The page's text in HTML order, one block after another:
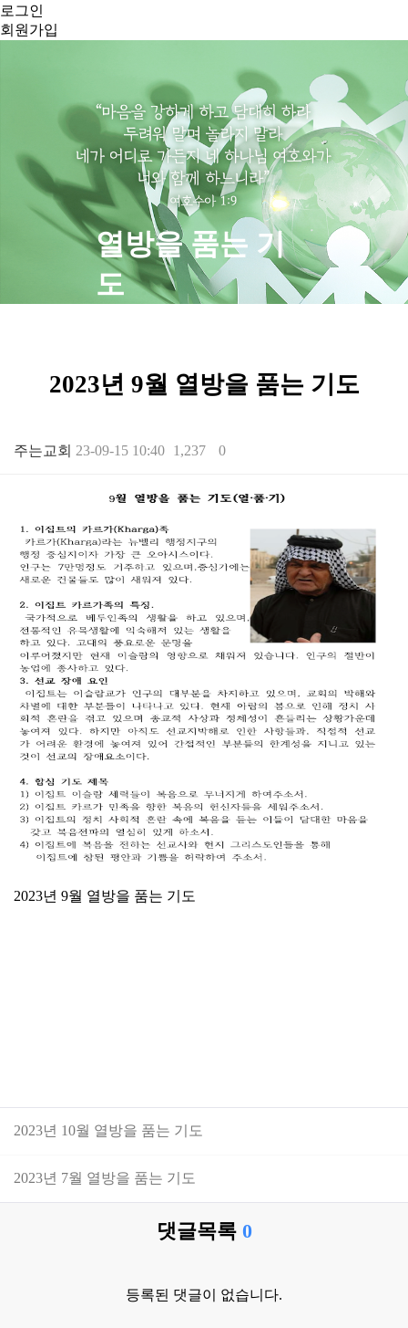
로그인
회원가입
열방을 품는 기
도
2023년 9월 열방을 품는 기도
주는교회 23-09-15 10:40 1,237 0
본문
2023년 9월 열방을 품는 기도
2023년 10월 열방을 품는 기도
2023년 7월 열방을 품는 기도
댓글목록 0
등록된 댓글이 없습니다.